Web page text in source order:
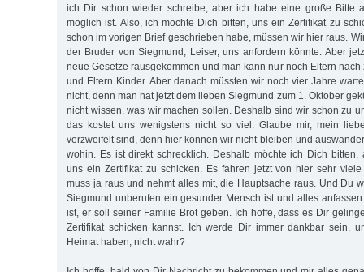
ich Dir schon wieder schreibe, aber ich habe eine große Bitte
möglich ist. Also, ich möchte Dich bitten, uns ein Zertifikat zu
schon im vorigen Brief geschrieben habe, müssen wir hier raus.
der Bruder von Siegmund, Leiser, uns anfordern könnte. Aber
neue Gesetze rausgekommen und man kann nur noch Eltern
und Eltern Kinder. Aber danach müssten wir noch vier Jahre
nicht, denn man hat jetzt dem lieben Siegmund zum 1. Oktober
nicht wissen, was wir machen sollen. Deshalb sind wir schon zu
das kostet uns wenigstens nicht so viel. Glaube mir, mein
verzweifelt sind, denn hier können wir nicht bleiben und
wohin. Es ist direkt schrecklich. Deshalb möchte ich Dich bitten,
uns ein Zertifikat zu schicken. Es fahren jetzt von hier sehr
muss ja raus und nehmt alles mit, die Hauptsache raus. Und Du
Siegmund unberufen ein gesunder Mensch ist und alles
ist, er soll seiner Familie Brot geben. Ich hoffe, dass es Dir
Zertifikat schicken kannst. Ich werde Dir immer dankbar sein,
Heimat haben, nicht wahr?